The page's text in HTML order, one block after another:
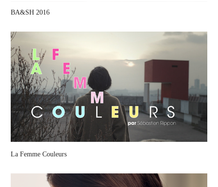
BA&SH 2016
La Femme Couleurs